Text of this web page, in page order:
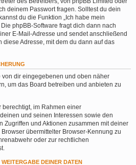
deinem Passwort fragen. Solltest du dein
du die Funktion „Ich habe mein
phpBB-Software fragt dich dann nach
E-Mail-Adresse und sendet anschließend
Adresse, mit dem du dann auf das
von dir eingegebenen und oben näher
um das Board betreiben und anbieten zu
im Rahmen einer
und seinen Interessen sowie den
Zugriffen und Aktionen zusammen mit deiner
übermittelter Browser-Kennung zu
oder zur rechtlichen
DEINER DATEN